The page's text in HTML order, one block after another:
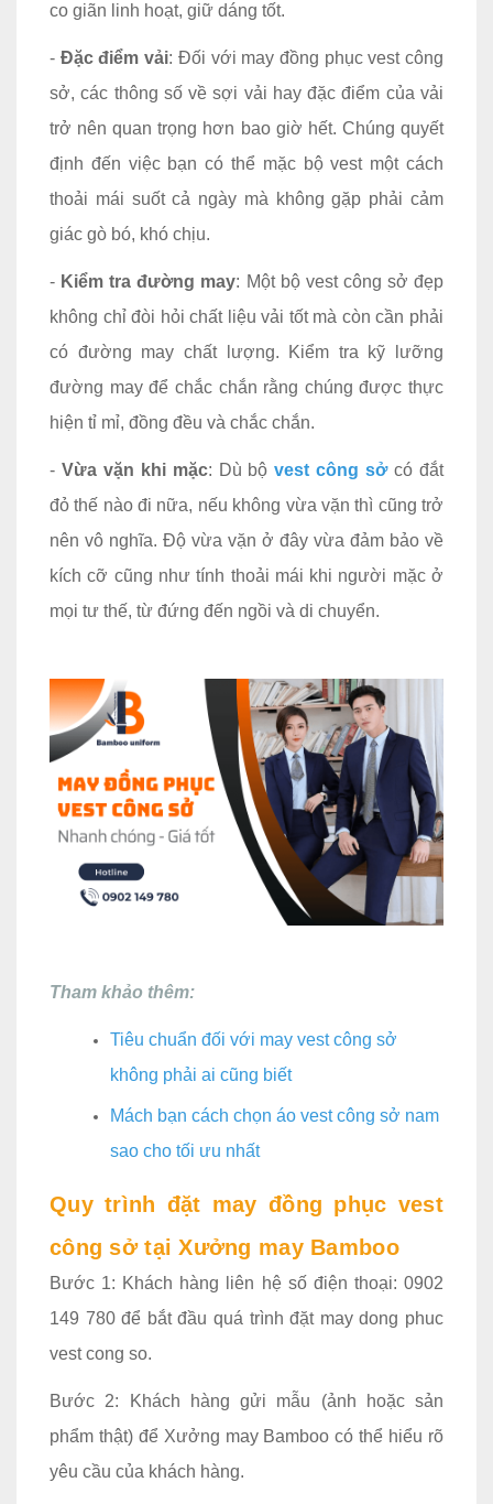
co giãn linh hoạt, giữ dáng tốt.
- Đặc điểm vải: Đối với may đồng phục vest công
sở, các thông số về sợi vải hay đặc điểm của vải
trở nên quan trọng hơn bao giờ hết. Chúng quyết
định đến việc bạn có thể mặc bộ vest một cách
thoải mái suốt cả ngày mà không gặp phải cảm
giác gò bó, khó chịu.
- Kiểm tra đường may: Một bộ vest công sở đẹp
không chỉ đòi hỏi chất liệu vải tốt mà còn cần phải
có đường may chất lượng. Kiểm tra kỹ lưỡng
đường may để chắc chắn rằng chúng được thực
hiện tỉ mỉ, đồng đều và chắc chắn.
- Vừa vặn khi mặc: Dù bộvest công sởcó đắt
đỏ thế nào đi nữa, nếu không vừa vặn thì cũng trở
nên vô nghĩa. Độ vừa vặn ở đây vừa đảm bảo về
kích cỡ cũng như tính thoải mái khi người mặc ở
mọi tư thế, từ đứng đến ngồi và di chuyển.
Tham khảo thêm:
Tiêu chuẩn đối với may vest công sở
không phải ai cũng biết
Mách bạn cách chọn áo vest công sở nam
sao cho tối ưu nhất
Quy trình đặt may đồng phục vest
công sở tại Xưởng may Bamboo
Bước 1: Khách hàng liên hệ số điện thoại: 0902
149 780 để bắt đầu quá trình đặt may dong phuc
vest cong so.
Bước 2: Khách hàng gửi mẫu (ảnh hoặc sản
phẩm thật) để Xưởng may Bamboo có thể hiểu rõ
yêu cầu của khách hàng.